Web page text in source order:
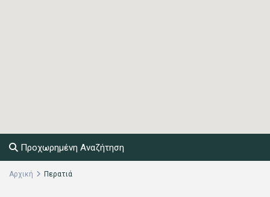
Προχωρημένη Αναζήτηση
Αρχική Περατιά